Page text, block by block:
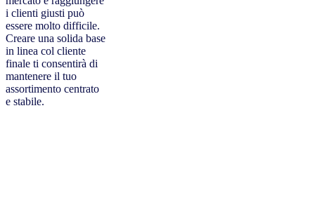
i clienti giusti può
essere molto difficile.
Creare una solida base
in linea col cliente
finale ti consentirà di
mantenere il tuo
assortimento centrato
e stabile.